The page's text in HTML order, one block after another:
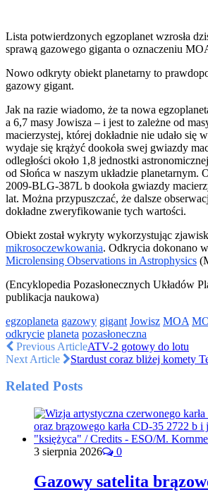
Lista potwierdzonych egzoplanet wzrosła
sprawą gazowego giganta o oznaczeniu
Nowo odkryty obiekt planetarny to
gazowy gigant.
Jak na razie wiadomo, że ta nowa
a 6,7 masy Jowisza – i jest to zależne od
macierzystej, której dokładnie nie udało się
wydaje się krążyć dookoła swej gwiazdy
odległości około 1,8 jednostki
od Słońca w naszym układzie planetarnym.
2009-BLG-387L b dookoła gwiazdy
lat. Można przypuszczać, że dalsze
dokładne zweryfikowanie tych wartości.
Obiekt został wykryty wykorzystując
mikrosoczewkowania. Odkrycia dokonano
Microlensing Observations in Astrophysics
(Encyklopedia Pozasłonecznych Układów
publikacja naukowa)
egzoplaneta gazowy gigant Jowisz MOA
odkrycie planeta pozasłoneczna
Previous ArticleATV-2 gotowy do lotu
Next Article
Stardust coraz bliżej komety
Related Posts
3 sierpnia 2026 0
Gazowy satelita